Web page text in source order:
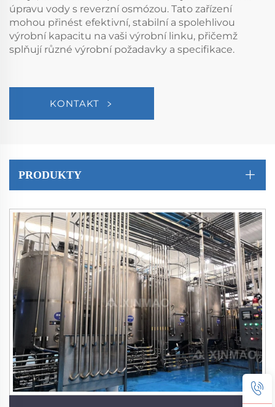
úpravu vody s reverzní osmózou. Tato zařízení
mohou přinést efektivní, stabilní a spolehlivou
výrobní kapacitu na vaši výrobní linku, přičemž
splňují různé výrobní požadavky a specifikace.
KONTAKT
PRODUKTY